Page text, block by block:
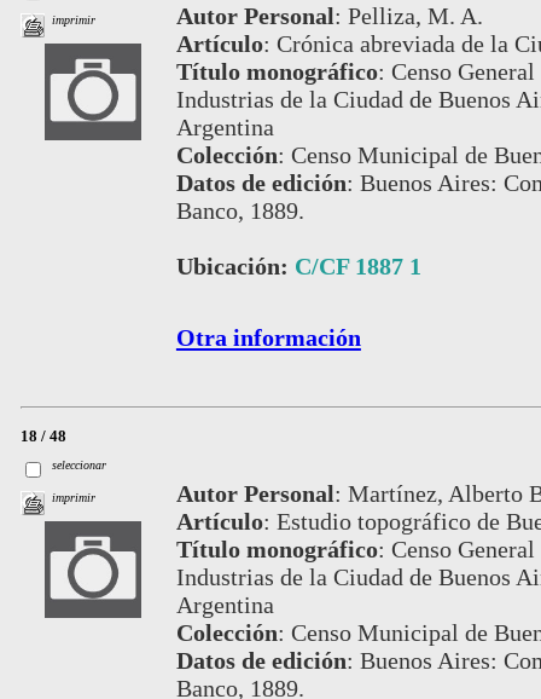
imprimir Autor Personal: Pelliza, M. A.
Artículo: Crónica abreviada de la
Título monográfico: Censo
Industrias de la Ciudad de Buenos
Argentina
Colección: Censo Municipal de
Datos de edición: Buenos Aires:
Banco, 1889.
Ubicación: C/CF 1887 1
Otra información
18 / 48
seleccionar
imprimir Autor Personal: Martínez, Alberto
Artículo: Estudio topográfico de
Título monográfico: Censo
Industrias de la Ciudad de Buenos
Argentina
Colección: Censo Municipal de
Datos de edición: Buenos Aires:
Banco, 1889.